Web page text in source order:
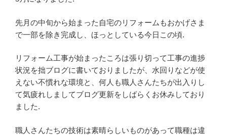
c
e
b
o
o
k
tt
er
先月の中旬から始まった自宅のリフォームもおかげさま
で一部を除き完成し、ほっとしている今日この頃.
リフォーム工事が始まったころは張り切って工事の進捗
状況を拙ブログに書いておりましたが、水回りなどが使
えない不慣れな環境と、何人も職人さんたちが出入りし
て気疲れしましてブログ更新をしばらくお休みしており
ました.
職人さんたちの技術は素晴らしいものがあって職種は違